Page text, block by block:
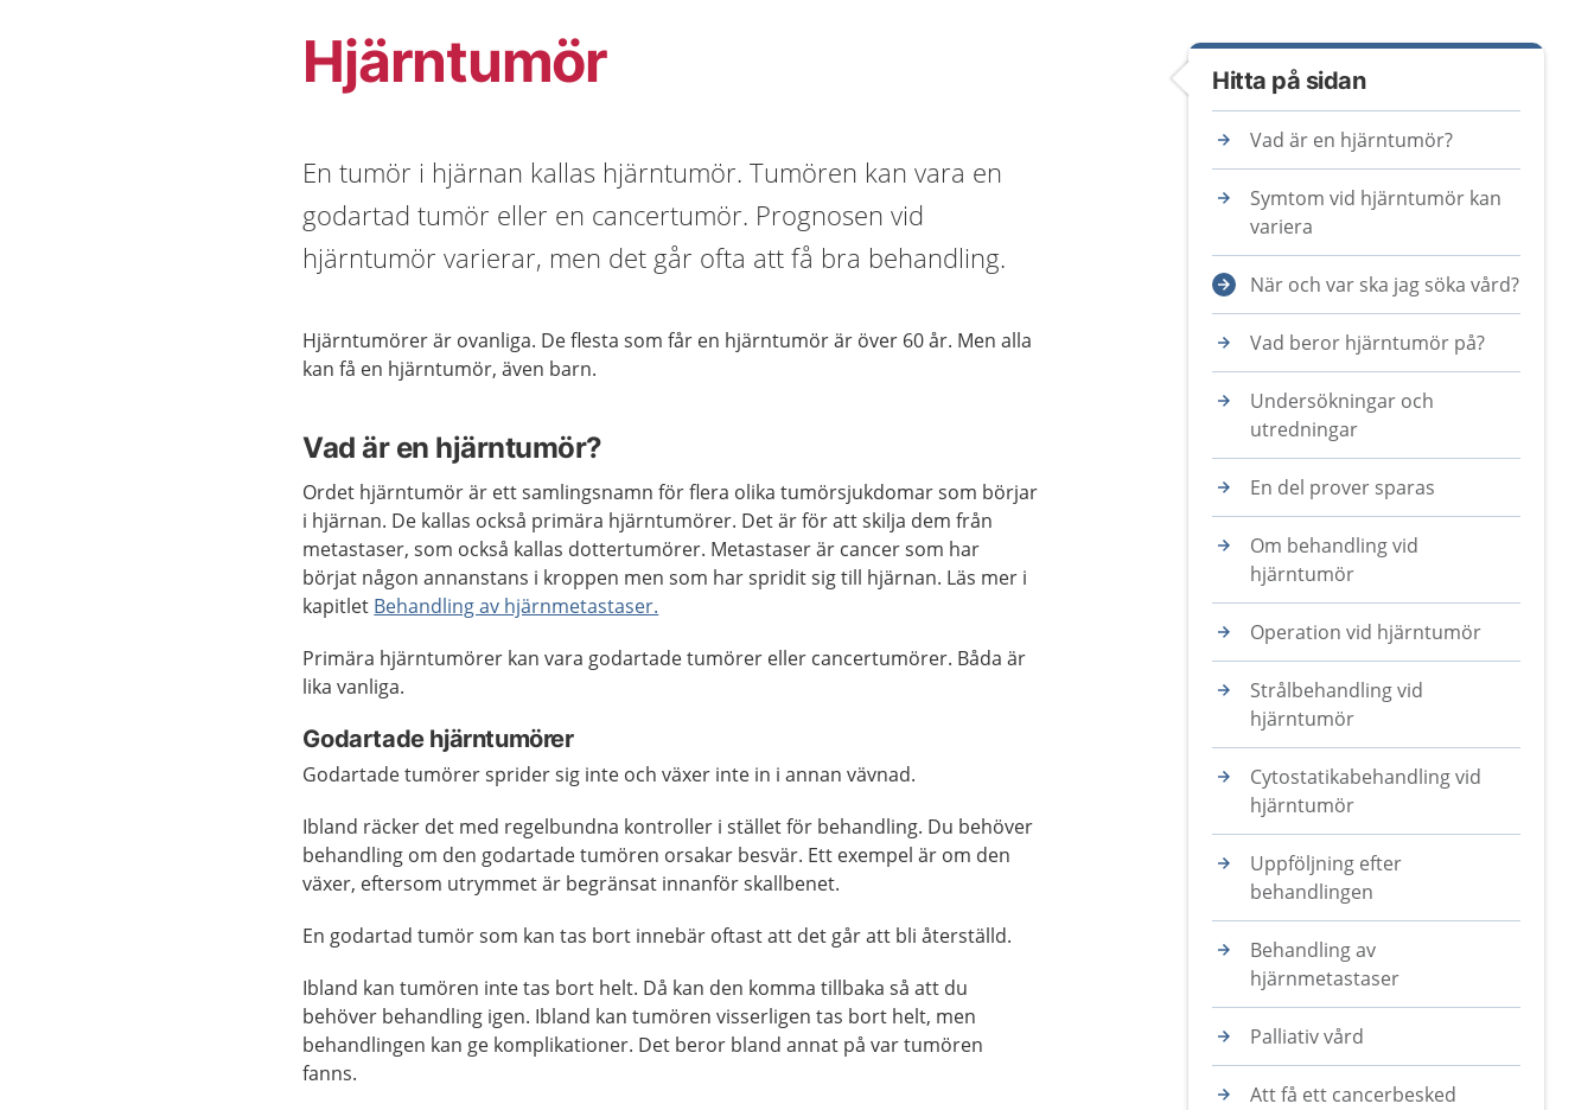
Hjärntumör
En tumör i hjärnan kallas hjärntumör. Tumören kan vara en
godartad tumör eller en cancertumör. Prognosen vid
hjärntumör varierar, men det går ofta att få bra behandling.
Hjärntumörer är ovanliga. De flesta som får en hjärntumör är över 60 år. Men alla
kan få en hjärntumör, även barn.
Vad är en hjärntumör?
Ordet hjärntumör är ett samlingsnamn för flera olika tumörsjukdomar som börjar
i hjärnan. De kallas också primära hjärntumörer. Det är för att skilja dem från
metastaser, som också kallas dottertumörer. Metastaser är cancer som har
börjat någon annanstans i kroppen men som har spridit sig till hjärnan. Läs mer i
kapitlet Behandling av hjärnmetastaser.
Primära hjärntumörer kan vara godartade tumörer eller cancertumörer. Båda är
lika vanliga.
Godartade hjärntumörer
Godartade tumörer sprider sig inte och växer inte in i annan vävnad.
Ibland räcker det med regelbundna kontroller i stället för behandling. Du behöver
behandling om den godartade tumören orsakar besvär. Ett exempel är om den
växer, eftersom utrymmet är begränsat innanför skallbenet.
En godartad tumör som kan tas bort innebär oftast att det går att bli återställd.
Ibland kan tumören inte tas bort helt. Då kan den komma tillbaka så att du
behöver behandling igen. Ibland kan tumören visserligen tas bort helt, men
behandlingen kan ge komplikationer. Det beror bland annat på var tumören
fanns.
Hitta på sidan
Vad är en hjärntumör?
Symtom vid hjärntumör kan
variera
När och var ska jag söka vård?
Vad beror hjärntumör på?
Undersökningar och
utredningar
En del prover sparas
Om behandling vid
hjärntumör
Operation vid hjärntumör
Strålbehandling vid
hjärntumör
Cytostatikabehandling vid
hjärntumör
Uppföljning efter
behandlingen
Behandling av
hjärnmetastaser
Palliativ vård
Att få ett cancerbesked